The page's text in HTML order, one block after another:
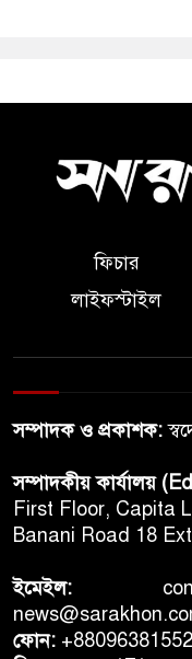
ফিচার
লাইফস্টাইল
সম্পাদক ও প্রকাশক:
সম্পাদকীয় কার্যালয়
First Floor, Capita
Banani Road 18
ইমেইল:
ফোন: